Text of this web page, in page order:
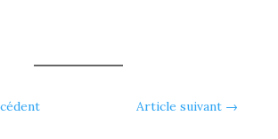
Article suivant →